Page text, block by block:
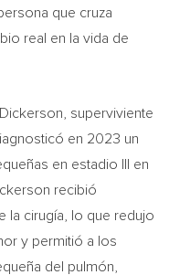
que cruza
real en la vida de
superviviente
en 2023 un
en estadio III en
recibió
la cirugía, lo que redujo
y permitió a los
del pulmón,